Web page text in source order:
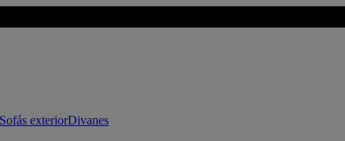
Sofás exteriorDivanes